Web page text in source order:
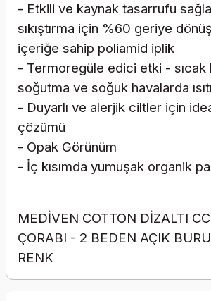
- Etkili ve kaynak tasarrufu
sıkıştırma için %60 geriye
içeriğe sahip poliamid iplik
- Termoregüle edici etki - sıcak
soğutma ve soğuk havalarda
- Duyarlı ve alerjik ciltler için
çözümü
- Opak Görünüm
- İç kısımda yumuşak organik
MEDİVEN COTTON DİZALTI
ÇORABI - 2 BEDEN AÇIK
RENK